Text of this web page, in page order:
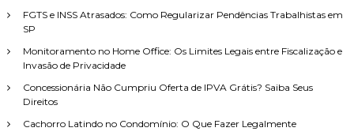
p
r
FGTS e INSS Atrasados: Como Regularizar Pendências Trabalhistas em
SP
Monitoramento no Home Office: Os Limites Legais entre Fiscalização e
Invasão de Privacidade
Concessionária Não Cumpriu Oferta de IPVA Grátis? Saiba Seus
Direitos
Cachorro Latindo no Condomínio: O Que Fazer Legalmente